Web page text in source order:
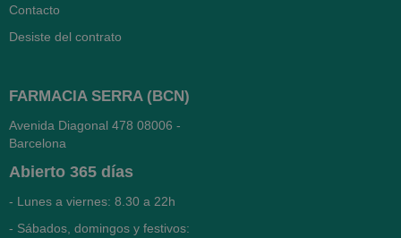
Contacto
Desiste del contrato
FARMACIA SERRA (BCN)
Avenida Diagonal 478 08006 -
Barcelona
Abierto 365 días
- Lunes a viernes: 8.30 a 22h
- Sábados, domingos y festivos: